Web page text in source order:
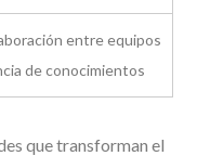
entre equipos
de conocimientos
que transforman el